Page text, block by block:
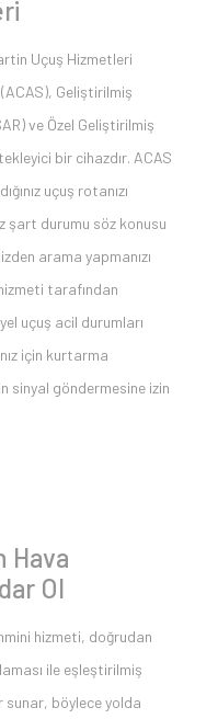
Uçuş Hizmetleri
Geliştirilmiş
ve Özel Geliştirilmiş
bir cihazdır. ACAS
uçuş rotanızı
şart durumu söz konusu
arama yapmanızı
tarafından
uçuş acil durumları
için kurtarma
sinyal göndermesine izin
Hava
Ol
hizmeti, doğrudan
ile eşleştirilmiş
sunar, böylece yolda